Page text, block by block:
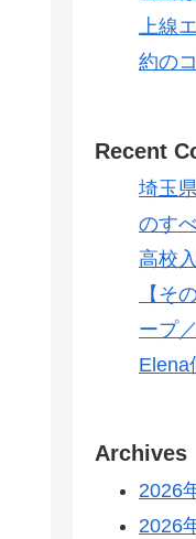
上線
約の
Recent
埼玉
のす
高校
【そ
ープ
Elena
Archives
2026
2026